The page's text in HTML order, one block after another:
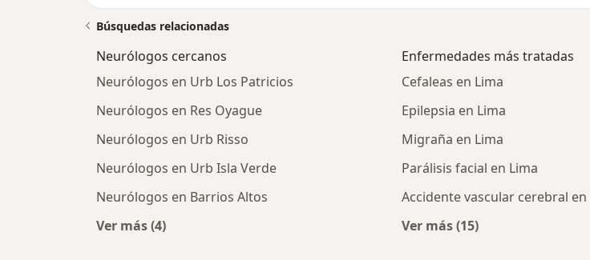
Búsquedas relacionadas
Neurólogos cercanos
Neurólogos en Urb Los Patricios
Neurólogos en Res Oyague
Neurólogos en Urb Risso
Neurólogos en Urb Isla Verde
Neurólogos en Barrios Altos
Ver más (4)
Enfermedades más tratadas
Cefaleas en Lima
Epilepsia en Lima
Migraña en Lima
Parálisis facial en Lima
Accidente vascular cerebral en
Ver más (15)